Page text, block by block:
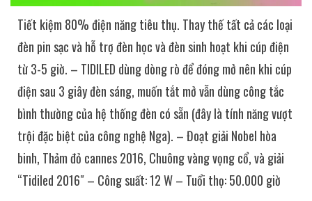
Tiết kiệm 80% điện năng tiêu thụ. Thay thế tất cả các loại
đèn pin sạc và hỗ trợ đèn học và đèn sinh hoạt khi cúp điện
từ 3-5 giờ. – TIDILED dùng dòng rò để đóng mở nên khi cúp
điện sau 3 giây đèn sáng, muốn tắt mở vẫn dùng công tắc
bình thường của hệ thống đèn có sẵn (đây là tính năng vượt
trội đặc biệt của công nghệ Nga). – Đoạt giải Nobel hòa
binh, Thảm đỏ cannes 2016, Chuông vàng vọng cổ, và giải
“Tidiled 2016″ – Công suất: 12 W – Tuổi thọ: 50.000 giờ